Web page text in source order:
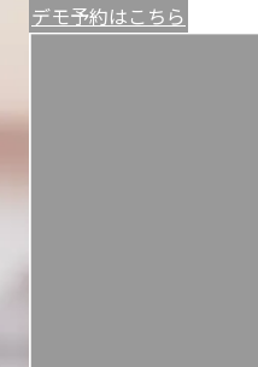
デモ予約はこちら